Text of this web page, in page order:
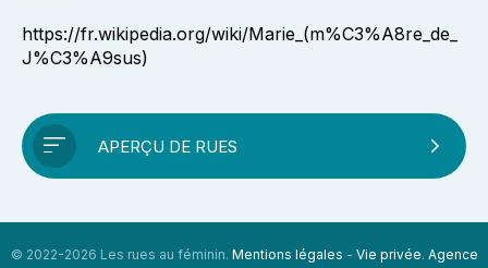
https://fr.wikipedia.org/wiki/Marie_(m%C3%A8re_de_
J%C3%A9sus)
APERÇU DE RUES
© 2022-2026 Les rues au féminin. Mentions légales - Vie privée. Agence